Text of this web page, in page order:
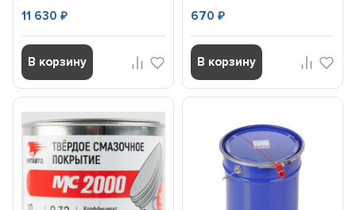
11 630₽
В корзину
670 ₽
В корзину